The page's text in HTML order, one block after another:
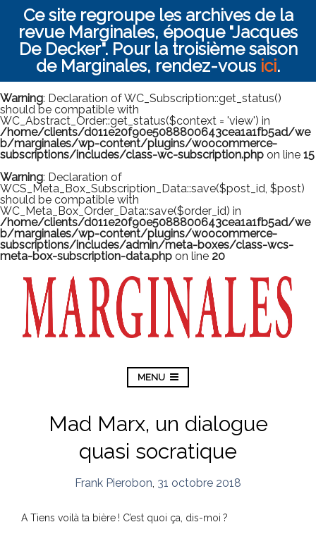
Ce site regroupe les archives de la
revue Marginales, époque "Jacques
De Decker". Pour la troisième saison
de Marginales, rendez-vous ici.
Warning: Declaration of WC_Subscription::get_status()
should be compatible with
WC_Abstract_Order::get_status($context = 'view') in
/home/clients/d011e20f90e5088800643cea1a1fb5ad/we
b/marginales/wp-content/plugins/woocommerce-
subscriptions/includes/class-wc-subscription.php on line 15
Warning: Declaration of
WCS_Meta_Box_Subscription_Data::save($post_id, $post)
should be compatible with
WC_Meta_Box_Order_Data::save($order_id) in
/home/clients/d011e20f90e5088800643cea1a1fb5ad/we
b/marginales/wp-content/plugins/woocommerce-
subscriptions/includes/admin/meta-boxes/class-wcs-
meta-box-subscription-data.php on line 20
MENU
Mad Marx, un dialogue
quasi socratique
Frank Pierobon 31 octobre 2018
A Tiens voilà ta bière ! C’est quoi ça, dis-moi ?